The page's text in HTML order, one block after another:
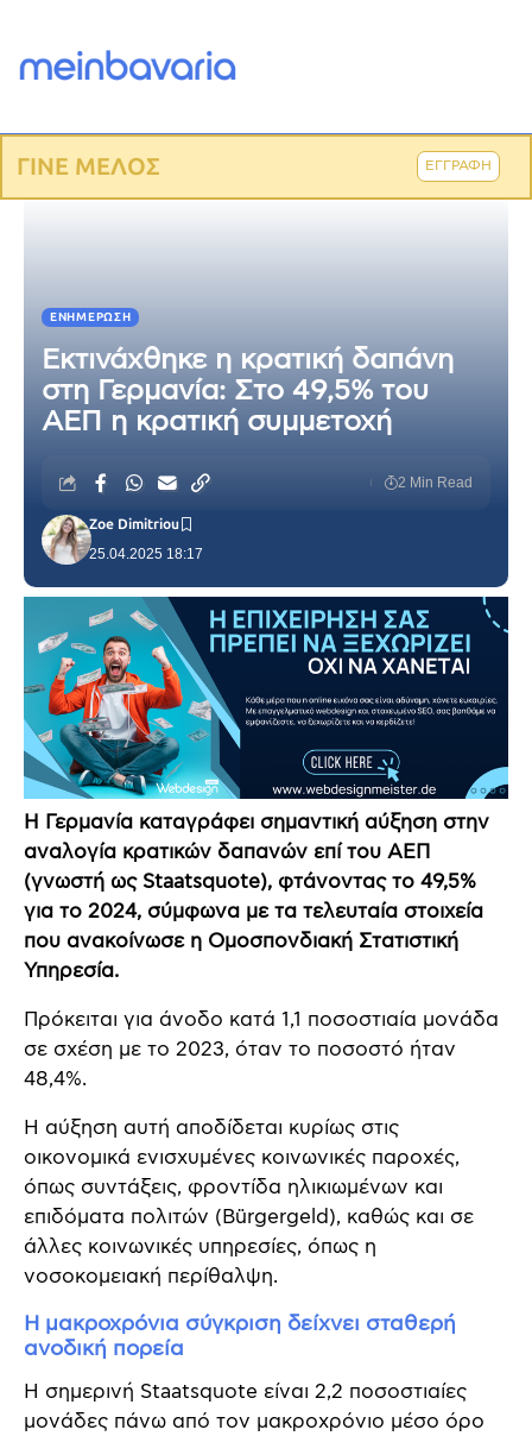
ΓΙΝΕ ΜΕΛΟΣ ΕΓΓΡΑΦΗ
ΕΝΗΜΈΡΩΣΗ
Εκτινάχθηκε η κρατική δαπάνη
στη Γερμανία: Στο 49,5% του
ΑΕΠ η κρατική συμμετοχή
25.04.2025 18:17
Zoe Dimitriou
2 Min Read
Η Γερμανία καταγράφει σημαντική αύξηση στην
αναλογία κρατικών δαπανών επί του ΑΕΠ
(γνωστή ως Staatsquote), φτάνοντας το 49,5%
για το 2024, σύμφωνα με τα τελευταία στοιχεία
που ανακοίνωσε η Ομοσπονδιακή Στατιστική
Υπηρεσία.
Πρόκειται για άνοδο κατά 1,1 ποσοστιαία μονάδα
σε σχέση με το 2023, όταν το ποσοστό ήταν
48,4%.
Η αύξηση αυτή αποδίδεται κυρίως στις
οικονομικά ενισχυμένες κοινωνικές παροχές,
όπως συντάξεις, φροντίδα ηλικιωμένων και
επιδόματα πολιτών (Bürgergeld), καθώς και σε
άλλες κοινωνικές υπηρεσίες, όπως η
νοσοκομειακή περίθαλψη.
Η μακροχρόνια σύγκριση δείχνει σταθερή
ανοδική πορεία
Η σημερινή Staatsquote είναι 2,2 ποσοστιαίες
μονάδες πάνω από τον μακροχρόνιο μέσο όρο